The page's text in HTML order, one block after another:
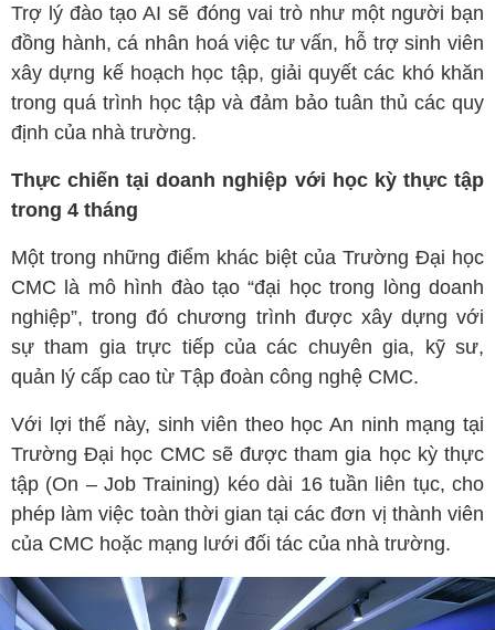
Trợ lý đào tạo AI sẽ đóng vai trò như một người bạn
đồng hành, cá nhân hoá việc tư vấn, hỗ trợ sinh viên
xây dựng kế hoạch học tập, giải quyết các khó khăn
trong quá trình học tập và đảm bảo tuân thủ các quy
định của nhà trường.
Thực chiến tại doanh nghiệp với học kỳ thực tập
trong 4 tháng
Một trong những điểm khác biệt của Trường Đại học
CMC là mô hình đào tạo “đại học trong lòng doanh
nghiệp”, trong đó chương trình được xây dựng với
sự tham gia trực tiếp của các chuyên gia, kỹ sư,
quản lý cấp cao từ Tập đoàn công nghệ CMC.
Với lợi thế này, sinh viên theo học An ninh mạng tại
Trường Đại học CMC sẽ được tham gia học kỳ thực
tập (On – Job Training) kéo dài 16 tuần liên tục, cho
phép làm việc toàn thời gian tại các đơn vị thành viên
của CMC hoặc mạng lưới đối tác của nhà trường.